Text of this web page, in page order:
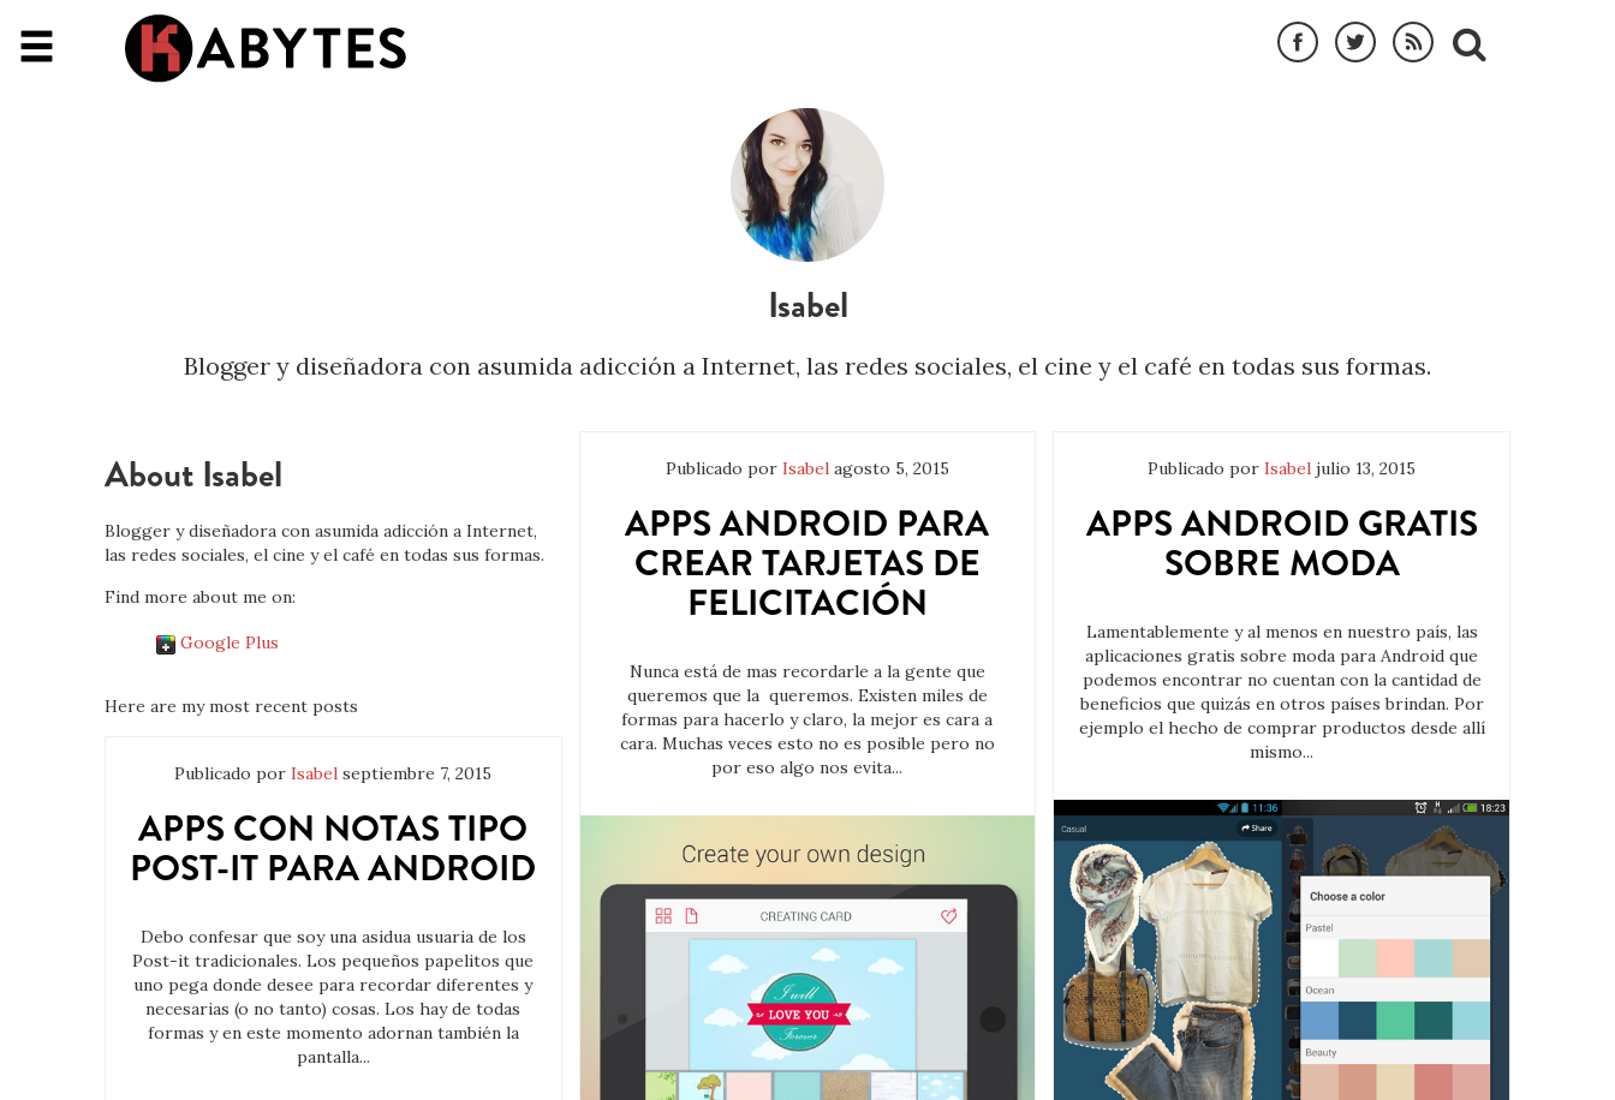
Isabel
Blogger y diseñadora con asumida adicción a Internet, las redes sociales, el cine y el café en todas sus formas.
About Isabel
Blogger y diseñadora con asumida adicción a Internet,
las redes sociales, el cine y el café en todas sus formas.
Find more about me on:
Google Plus
Here are my most recent posts
Publicado porIsabel septiembre 7, 2015
APPS CON NOTAS TIPO
POST-IT PARA ANDROID
Debo confesar que soy una asidua usuaria de los
Post-it tradicionales. Los pequeños papelitos que
uno pega donde desee para recordar diferentes y
necesarias (o no tanto) cosas. Los hay de todas
formas y en este momento adornan también la
pantalla...
Publicado por Isabel agosto 5, 2015
APPS ANDROID PARA
CREAR TARJETAS DE
FELICITACIÓN
Nunca está de mas recordarle a la gente que
queremos que la queremos. Existen miles de
formas para hacerlo y claro, la mejor es cara a
cara. Muchas veces esto no es posible pero no
por eso algo nos evita...
Publicado porIsabel julio 13, 2015
APPS ANDROID GRATIS
SOBRE MODA
Lamentablemente y al menos en nuestro país, las
aplicaciones gratis sobre moda para Android que
podemos encontrar no cuentan con la cantidad de
beneficios que quizás en otros países brindan. Por
ejemplo el hecho de comprar productos desde allí
mismo...